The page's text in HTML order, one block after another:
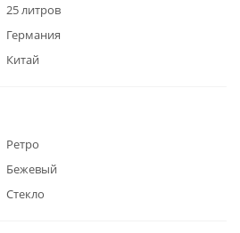
25 литров
Германия
Китай
Ретро
Бежевый
Стекло